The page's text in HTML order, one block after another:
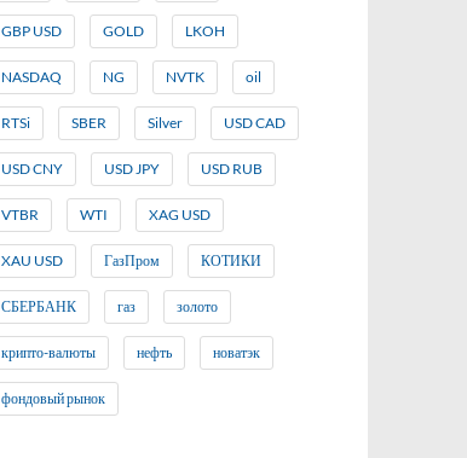
GBP USD GOLD LKOH
NASDAQ NG NVTK oil
RTSi SBER Silver USD CAD
USD CNY USD JPY USD RUB
VTBR WTI XAG USD
XAU USD ГазПром КОТИКИ
СБЕРБАНК газ золото
крипто-валюты нефть новатэк
фондовый рынок